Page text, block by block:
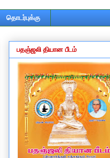
தொடர்புக்கு
பதஞ்ஜலி தியான பீடம்